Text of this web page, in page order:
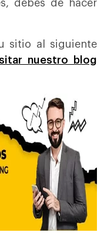
debes de hacer
sitio al siguiente
nuestro blog